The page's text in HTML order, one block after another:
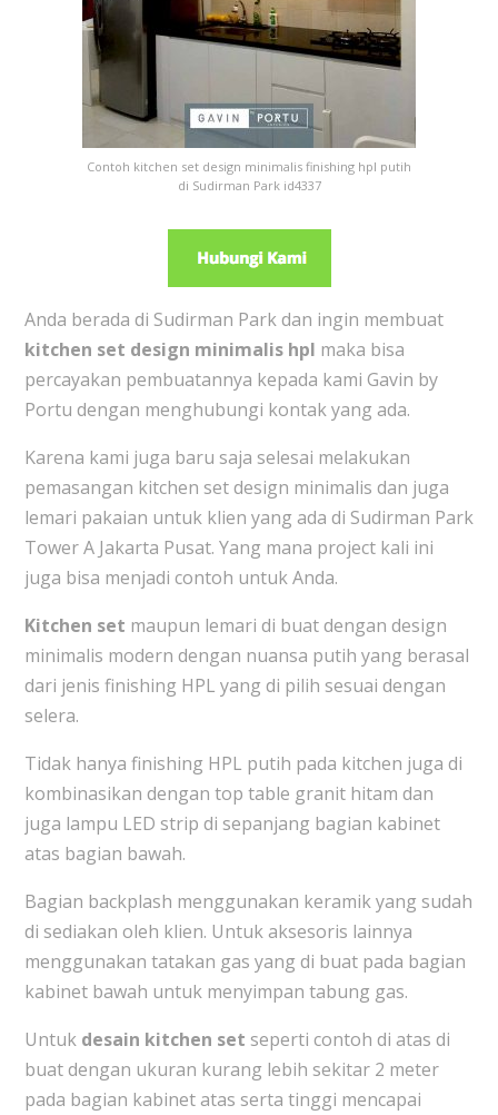
Contoh kitchen set design minimalis finishing hpl putih
di Sudirman Park id4337
Anda berada di Sudirman Park dan ingin membuat
kitchen set design minimalis hpl maka bisa
percayakan pembuatannya kepada kami Gavin by
Portu dengan menghubungi kontak yang ada.
Karena kami juga baru saja selesai melakukan
pemasangan kitchen set design minimalis dan juga
lemari pakaian untuk klien yang ada di Sudirman Park
Tower A Jakarta Pusat. Yang mana project kali ini
juga bisa menjadi contoh untuk Anda.
Kitchen set maupun lemari di buat dengan design
minimalis modern dengan nuansa putih yang berasal
dari jenis finishing HPL yang di pilih sesuai dengan
selera.
Tidak hanya finishing HPL putih pada kitchen juga di
kombinasikan dengan top table granit hitam dan
juga lampu LED strip di sepanjang bagian kabinet
atas bagian bawah.
Bagian backplash menggunakan keramik yang sudah
di sediakan oleh klien. Untuk aksesoris lainnya
menggunakan tatakan gas yang di buat pada bagian
kabinet bawah untuk menyimpan tabung gas.
Untuk desain kitchen set seperti contoh di atas di
buat dengan ukuran kurang lebih sekitar 2 meter
pada bagian kabinet atas serta tinggi mencapai